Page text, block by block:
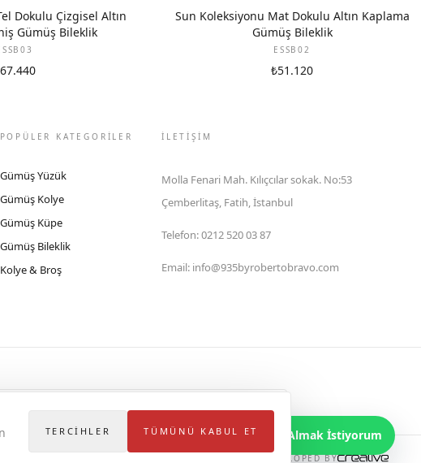
Dokulu Çizgisel Altın
Gümüş Bileklik
Sun Koleksiyonu Mat Dokulu Altın Kaplama
Gümüş Bileklik
ESSB02
₺51.120
POPÜLER KATEGORİLER
Gümüş Yüzük
Gümüş Kolye
Gümüş Küpe
Gümüş Bileklik
Kolye & Broş
İLETIŞIM
Molla Fenari Mah. Kılıçcılar sokak. No:53
Çemberlitaş, Fatih, İstanbul
Telefon:0212 520 03 87
Email: info@935byrobertobravo.com
DEVELOPED BY
Bilgi Almak İstiyorum
TERCIHLER TÜMÜNÜ KABUL ET